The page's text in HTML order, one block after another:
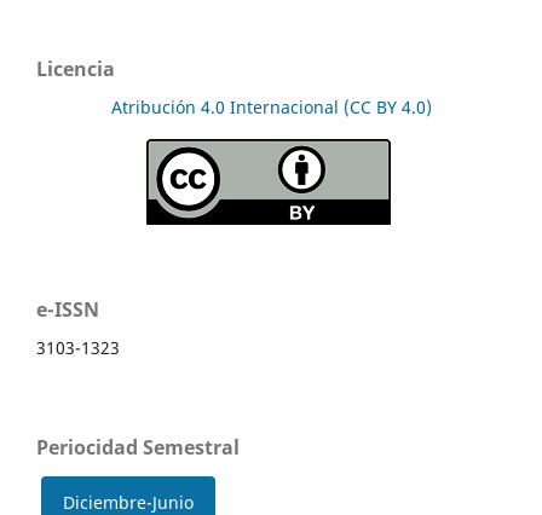
Licencia
Atribución 4.0 Internacional (CC BY 4.0)
e-ISSN
3103-1323
Periocidad Semestral
Diciembre-Junio